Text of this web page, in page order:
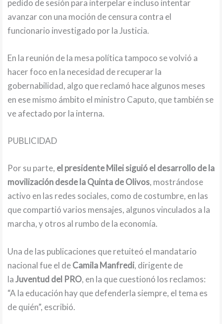
pedido de sesión para interpelar e incluso intentar
avanzar con una moción de censura contra el
funcionario investigado por la Justicia.
En la reunión de la mesa política tampoco se volvió a
hacer foco en la necesidad de recuperar la
gobernabilidad, algo que reclamó hace algunos meses
en ese mismo ámbito el ministro Caputo, que también se
ve afectado por la interna.
PUBLICIDAD
Por su parte, el presidente Milei siguió el desarrollo de la
movilización desde la Quinta de Olivos, mostrándose
activo en las redes sociales, como de costumbre, en las
que compartió varios mensajes, algunos vinculados a la
marcha, y otros al rumbo de la economía.
Una de las publicaciones que retuiteó el mandatario
nacional fue el deCamila Manfredi, dirigente de
laJuventud del PRO, en la que cuestionó los reclamos:
“A la educación hay que defenderla siempre, el tema es
de quién”, escribió.